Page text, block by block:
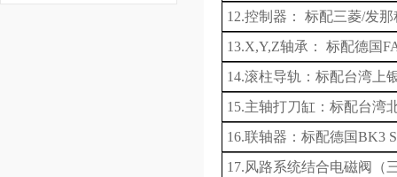
12.控制器： 标配三菱/发那
13.X,Y,Z轴承： 标配德国
14.滚柱导轨：标配台湾上
15.主轴打刀缸：标配台湾
16.联轴器：标配德国BK3
17.风路系统结合电磁阀（